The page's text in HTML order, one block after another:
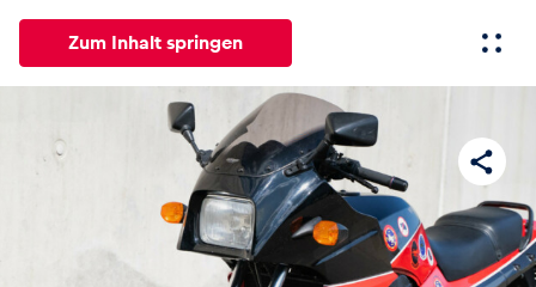
Zum Inhalt springen
Alle Events Erlebnisse
News
Alle anzeigen